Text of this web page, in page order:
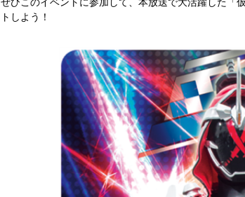
トしよう！